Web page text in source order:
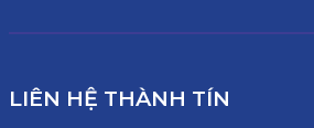
LIÊN HỆ THÀNH TÍN